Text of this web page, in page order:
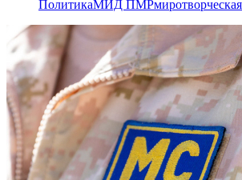
ПолитикаМИД ПМР